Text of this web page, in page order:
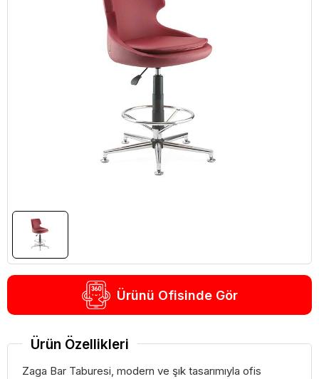
Ürünü Ofisinde Gör
Ürün Özellikleri
Zaga Bar Taburesi, modern ve şık tasarımıyla ofis